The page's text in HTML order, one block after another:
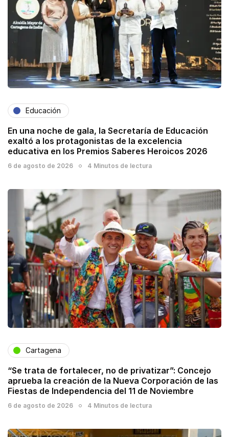
Educación
En una noche de gala, la Secretaría de Educación
exaltó a los protagonistas de la excelencia
educativa en los Premios Saberes Heroicos 2026
6 de agosto de 2026 4 Minutos de lectura
Cartagena
“Se trata de fortalecer, no de privatizar”: Concejo
aprueba la creación de la Nueva Corporación de las
Fiestas de Independencia del 11 de Noviembre
6 de agosto de 2026 4 Minutos de lectura